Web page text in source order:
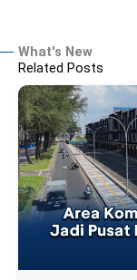
What's New
Related Posts